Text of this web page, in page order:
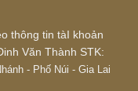
thông tin tàI khoản
Văn Thành STK:
- Phố Núi - Gia Lai